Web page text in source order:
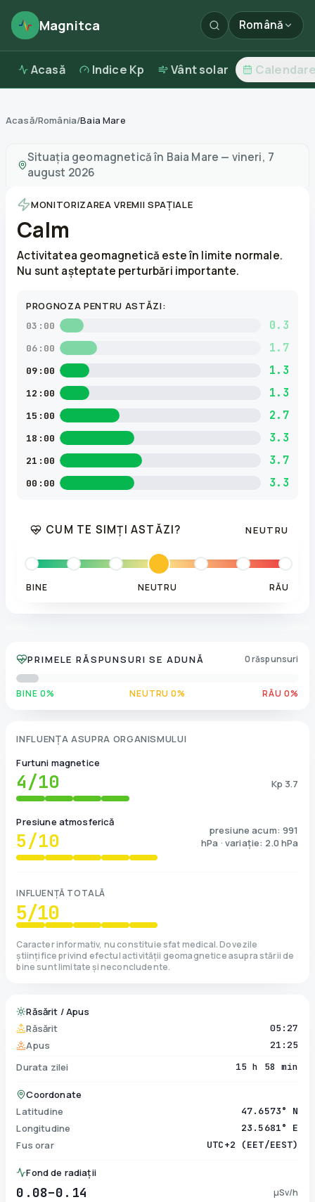
Magnitca Română
Acasă Indice Kp Vânt solar
Acasă/România/Baia Mare
Situația geomagnetică în Baia Mare — vineri, 7
august 2026
MONITORIZAREA VREMII SPAȚIALE
Calm
Activitatea geomagnetică este în limite normale.
Nu sunt așteptate perturbări importante.
PROGNOZA PENTRU ASTĂZI:
03:00 0.3
06:00 1.7
09:00 1.3
12:00 1.3
15:00 2.7
18:00 3.3
21:00 3.7
00:00 3.3
CUM TE SIMȚI ASTĂZI? NEUTRU
BINE NEUTRU RĂU
PRIMELE RĂSPUNSURI SE ADUNĂ 0 răspunsuri
BINE 0% NEUTRU 0% RĂU 0%
INFLUENȚA ASUPRA ORGANISMULUI
Furtuni magnetice
4/10 Kp 3.7
Presiune atmosferică
5/10
presiune acum: 991
hPa · variație: 2.0 hPa
INFLUENȚĂ TOTALĂ
5/10
Caracter informativ, nu constituie sfat medical. Dovezile
științifice privind efectul activității geomagnetice asupra stării de
bine sunt limitate și neconcludente.
Răsărit / Apus
Răsărit
05:27
Apus 21:25
Durata zilei 15 h 58 min
Coordonate
Latitudine
47.6573° N
Longitudine 23.5681° E
Fus orar UTC+2 (EET/EEST)
Fond de radiații
0.08–0.14
µSv/h